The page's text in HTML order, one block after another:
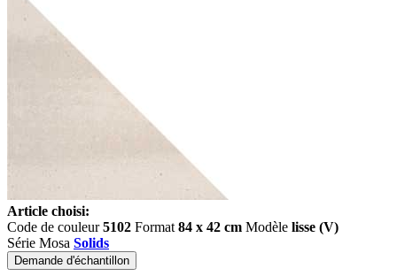
Article choisi:
Code de couleur5102 Format 84 x 42 cm Modèle lisse (V)
Série Mosa Solids
Demande d'échantillon